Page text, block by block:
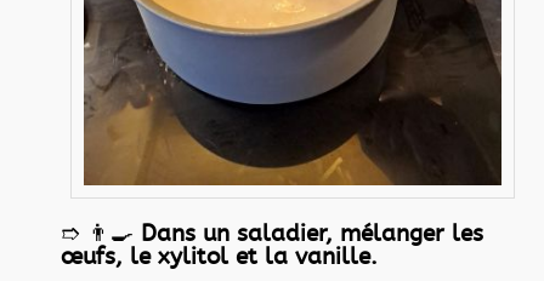
➱ 👨‍🍳 Dans un saladier, mélanger les
œufs, le xylitol et la vanille.